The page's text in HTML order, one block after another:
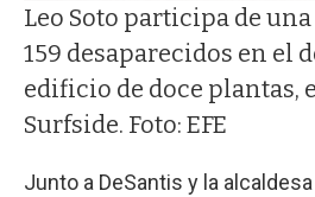
Leo Soto participa de
159 desaparecidos en el
edificio de doce plantas,
Surfside. Foto: EFE
Junto a DeSantis y la